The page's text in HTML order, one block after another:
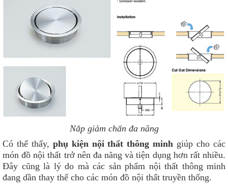
Nắp giảm chấn đa năng
Có thể thấy, phụ kiện nội thất thông minh giúp cho các
món đồ nội thất trở nên đa năng và tiện dụng hơn rất nhiều.
Đây cũng là lý do mà các sản phẩm nội thất thông minh
đang dần thay thế cho các món đồ nội thất truyền thống.